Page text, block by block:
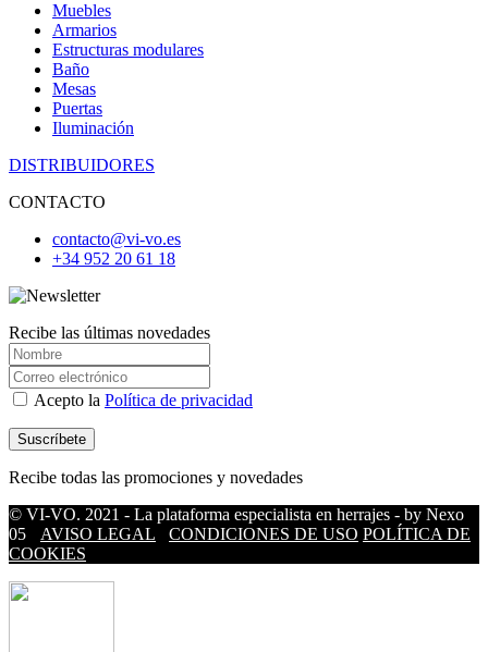
Muebles
Armarios
Estructuras modulares
Baño
Mesas
Puertas
Iluminación
DISTRIBUIDORES
CONTACTO
contacto@vi-vo.es
+34 952 20 61 18
Recibe las últimas novedades
Acepto la Política de privacidad
Recibe todas las promociones y novedades
© VI-VO. 2021 - La plataforma especialista en herrajes - by Nexo
05
AVISO LEGAL CONDICIONES DE USO POLÍTICA DE
COOKIES